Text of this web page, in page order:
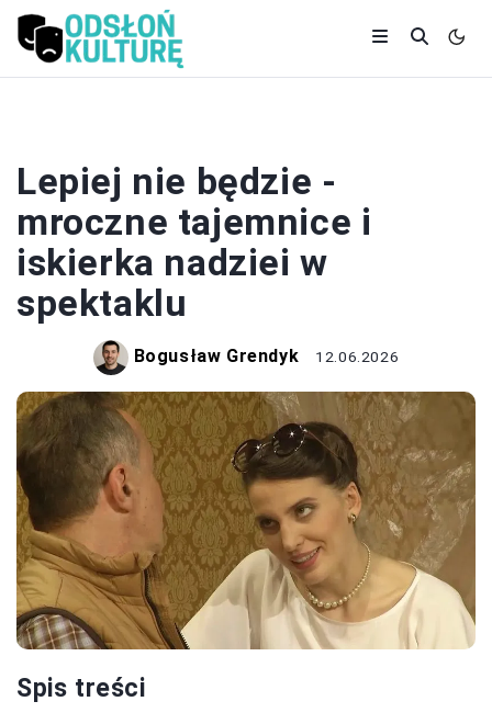
Lepiej nie będzie -
mroczne tajemnice i
iskierka nadziei w
spektaklu
Bogusław Grendyk 12.06.2026
Spis treści